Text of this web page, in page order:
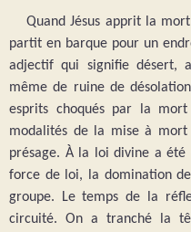
Quand Jésus apprit la
partit en barque pour un
adjectif qui signifie désert,
même de ruine de
esprits choqués par la
modalités de la mise à mort
présage. À la loi divine a
force de loi, la domination
groupe. Le temps de la
circuité. On a tranché la